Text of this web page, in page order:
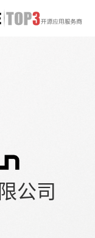
公司